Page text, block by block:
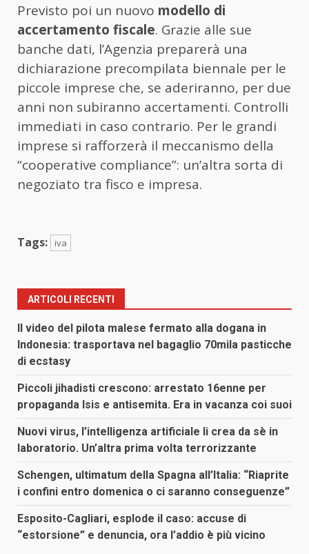
Previsto poi un nuovo modello di
accertamento fiscale. Grazie alle sue
banche dati, l’Agenzia preparerà una
dichiarazione precompilata biennale per le
piccole imprese che, se aderiranno, per due
anni non subiranno accertamenti. Controlli
immediati in caso contrario. Per le grandi
imprese si rafforzerà il meccanismo della
“cooperative compliance”: un’altra sorta di
negoziato tra fisco e impresa.
Tags: iva
ARTICOLI RECENTI
Il video del pilota malese fermato alla dogana in
Indonesia: trasportava nel bagaglio 70mila pasticche
di ecstasy
Piccoli jihadisti crescono: arrestato 16enne per
propaganda Isis e antisemita. Era in vacanza coi suoi
Nuovi virus, l’intelligenza artificiale li crea da sè in
laboratorio. Un’altra prima volta terrorizzante
Schengen, ultimatum della Spagna all’Italia: “Riaprite
i confini entro domenica o ci saranno conseguenze”
Esposito-Cagliari, esplode il caso: accuse di
“estorsione” e denuncia, ora l’addio è più vicino